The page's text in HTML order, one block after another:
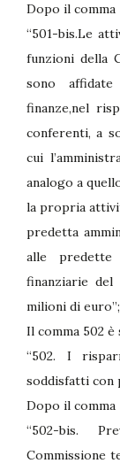
Dopo il comma
“501-bis.Le
funzioni della
sono
finanze,nel
conferenti, a
cui
analogo a
la propria
predetta
alle
finanziarie
milioni di euro”;
Il comma 502
“502. I
soddisfatti con
Dopo il comma
“502-bis.
Commissione